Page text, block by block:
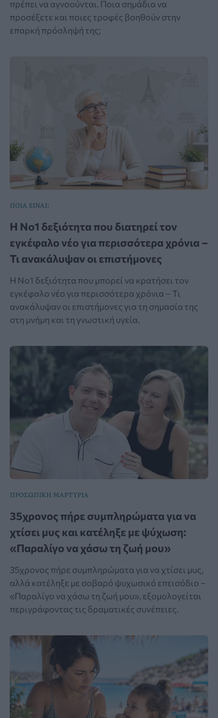
πρέπει να αγνοούνται. Ποια σημάδια να
προσέξετε και ποιες τροφές βοηθούν στην
επαρκή πρόσληψή της;
ΠΟΙΑ ΕΙΝΑΙ;
Η Νο1 δεξιότητα που διατηρεί τον
εγκέφαλο νέο για περισσότερα χρόνια –
Τι ανακάλυψαν οι επιστήμονες
Η Νο1 δεξιότητα που μπορεί να κρατήσει τον
εγκέφαλο νέο για περισσότερα χρόνια – Τι
ανακάλυψαν οι επιστήμονες για τη σημασία της
στη μνήμη και τη γνωστική υγεία.
ΠΡΟΣΩΠΙΚΗ ΜΑΡΤΥΡΙΑ
35χρονος πήρε συμπληρώματα για να
χτίσει μυς και κατέληξε με ψύχωση:
«Παραλίγο να χάσω τη ζωή μου»
35χρονος πήρε συμπληρώματα για να χτίσει μυς,
αλλά κατέληξε με σοβαρό ψυχωσικό επεισόδιο –
«Παραλίγο να χάσω τη ζωή μου», εξομολογείται
περιγράφοντας τις δραματικές συνέπειες.